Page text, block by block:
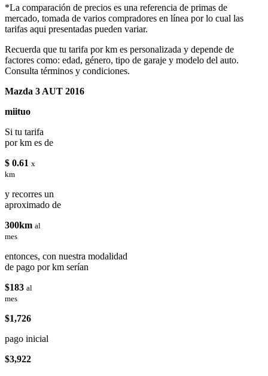
*La comparación de precios es una referencia de primas de
mercado, tomada de varios compradores en línea por lo cual las
tarifas aqui presentadas pueden variar.
Recuerda que tu tarifa por km es personalizada y depende de
factores como: edad, género, tipo de garaje y modelo del auto.
Consulta términos y condiciones.
Mazda 3 AUT 2016
miituo
Si tu tarifa
por km es de
$ 0.61 x
km
y recorres un
aproximado de
300km al
mes
entonces, con nuestra modalidad
de pago por km serían
$183 al
mes
$1,726
pago inicial
$3,922